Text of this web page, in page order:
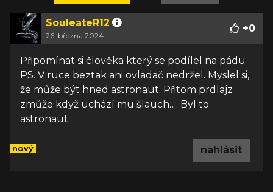
SouleateR12
26. března 2024
+0
Připomínat si člověka který se podílel na pádu
PS. V ruce beztak ani ovladač nedržel. Myslel si,
že může být hned astronaut. Přitom prdlajz
zmůže když uchází mu šlauch…. Byl to
astronaut.
nový nahlásit